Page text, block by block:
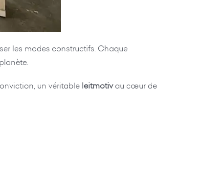
les modes constructifs. Chaque
un véritable leitmotivau cœur de